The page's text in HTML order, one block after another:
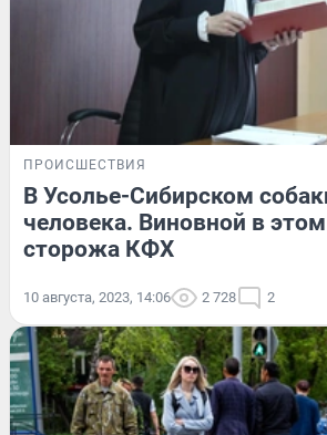
ПРОИСШЕСТВИЯ
В Усолье-Сибирском
человека. Виновной в
сторожа КФХ
10 августа, 2023, 14:06 2 728 2